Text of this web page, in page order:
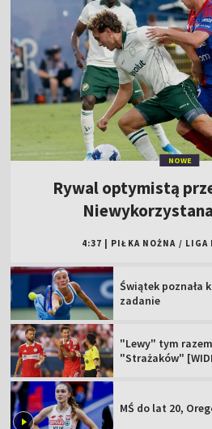
NOWE
Rywal optymistą
4:37 PIŁKA NOŻNA / LIGA
Świątek poznała
zadanie
"Lewy" tym
"Strażaków"
MŚ do lat 20,